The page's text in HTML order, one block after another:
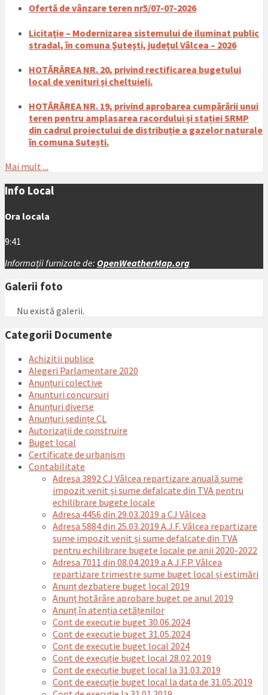
Ofertă de vânzare teren nr5/07-07-2026
Licitaţie – Modernizarea sistemului de iluminat public
stradal, în comuna Şuteşti, judeţul Vâlcea – 2026
HOTĂRÂREA NR. 20, privind rectificarea bugetului
local de venituri și cheltuieli.
HOTĂRÂREA NR. 19, privind aprobarea cumpărării unui
teren pentru amplasarea racordului și stației SRMP
din cadrul proiectului de distribuție a gazelor naturale
în comuna Sutești.
Mai mult ...
Info Local
Ora locala
9:41
Informații furnizate de: OpenWeatherMap.org
Galerii foto
Nu există galerii.
Categorii Documente
Achizitii publice
Alegeri Parlamentare 2020
Anunțuri colective
Anunturi concursuri
Anunțuri diverse
Anunțuri ședințe CL
Autorizații de construire
Buget local
Certificate de urbanism
Contabilitate
Adresa 3892 CJ Vâlcea repartizare anuală sume
impozit venit și sume defalcate din TVA pentru
echilibrare bugete locale
Adresa 4456 din 29.03.2019 a CJ Vâlcea
Adresa 5884 din 25.03.2019 A.J.F. Vâlcea repartizare
sume impozit venit și sume defalcate din TVA
pentru echilibrare bugete locale pe anii 2020-2022
Adresa 7011 din 08.04.2019 a A.J.F.P. Vâlcea
repartizare trimestre sume buget local și estimări
Anunț dezbatere buget local 2019
Anunț hotărâre aprobare buget pe anul 2019
Anunț în atenția cetățenilor
Cont de executie buget 30.06.2024
Cont de executie buget 31.05.2024
Cont de executie buget local 2024
Cont de execuție buget local 28.02.2019
Cont de execuție buget local la 31.03.2019
Cont de execuție buget local la data de 31.05.2019